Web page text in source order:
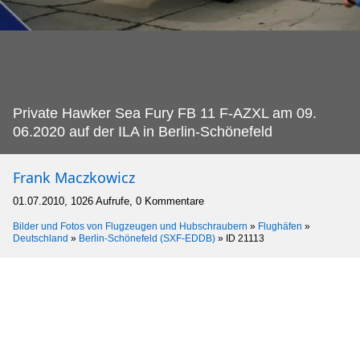
Private Hawker Sea Fury FB 11 F-AZXL am 09.
06.2020 auf der ILA in Berlin-Schönefeld
Frank Maczkowicz
01.07.2010, 1026 Aufrufe, 0 Kommentare
Bilder und Fotos von Flugzeugen und Hubschraubern » Flughäfen »
Deutschland » Berlin-Schönefeld (SXF-EDDB) » ID 21113